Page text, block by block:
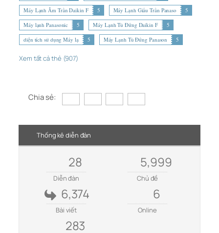
Máy Lạnh Âm Trần Daikin F
5 Máy Lạnh Giấu Trần Panaso
5
Máy lạnh Panasonic
5 Máy Lạnh Tủ Đứng Daikin F
5
diện tích sử dụng Máy lạ
5 Máy Lạnh Tủ Đứng Panason 5
Xem tất cả thẻ (907)
Chia sẻ:
Thống kê diễn đàn
28
Diễn đàn
5,999
Chủ đề
6,374
Bài viết
6
Online
283